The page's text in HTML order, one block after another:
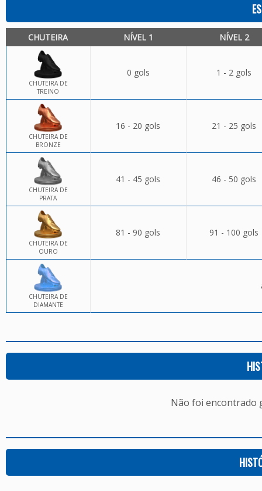
CHUTEIRA NÍVEL 1 NÍVEL 2
CHUTEIRA DE
TREINO
0 gols 1 - 2 gols
CHUTEIRA DE
BRONZE
16 - 20 gols 21 - 25 gols
CHUTEIRA DE
PRATA
41 - 45 gols 46 - 50 gols
CHUTEIRA DE
OURO
81 - 90 gols 91 - 100 gols
CHUTEIRA DE
DIAMANTE
Não foi encontrado